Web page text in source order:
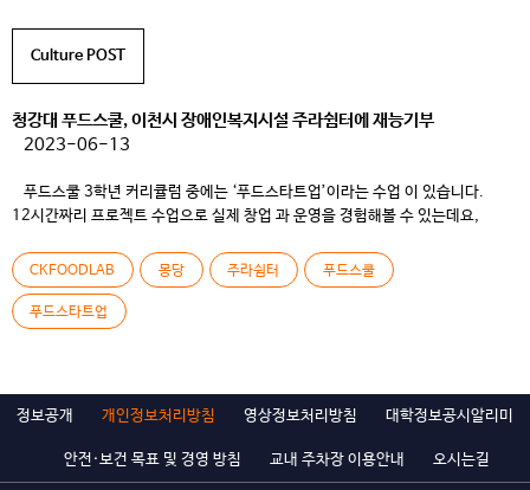
Culture POST
청강대 푸드스쿨, 이천시 장애인복지시설 주라쉼터에 재능기부
2023-06-13
​ 푸드스쿨 3학년 커리큘럼 중에는 ‘푸드스타트업’이라는 수업 이 있습니다.
12시간짜리 프로젝트 수업으로 실제 창업 과 운영을 경험해볼 수 있는데요,
매장과 똑같이 생산과 판매 그리고 경영을 해보는 프로그램으로 구성되어
있습니다. ​ 이 ‘CK FOOD LAB’에 ‘몽당’이라는 베이커리 팀이 있는데요, 이 팀
학생들이 수업을 통해 거둔 수익으로 […]
CKFOODLAB 몽당 주라쉼터 푸드스쿨
푸드스타트업
정보공개 개인정보처리방침 영상정보처리방침 대학정보공시알리미
안전·보건 목표 및 경영 방침 교내 주차장 이용안내 오시는길